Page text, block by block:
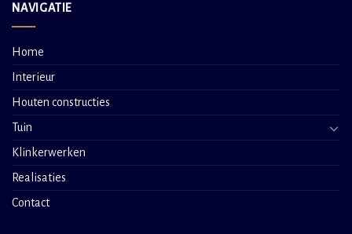
NAVIGATIE
Home
Interieur
Houten constructies
Tuin
Klinkerwerken
Realisaties
Contact